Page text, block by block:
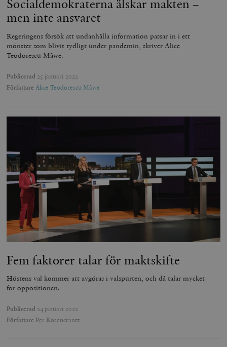
Socialdemokraterna älskar makten –
men inte ansvaret
Regeringens försök att undanhålla information passar in i ett
mönster som blivit tydligt under pandemin, skriver Alice
Teodorescu Måwe.
Publicerad 25 januari 2022
Författare Alice Teodorescu Måwe
Fem faktorer talar för maktskifte
Höstens val kommer att avgöras i valspurten, och då talar mycket
för oppositionen.
Publicerad 24 januari 2022
Författare Per Rosencrantz